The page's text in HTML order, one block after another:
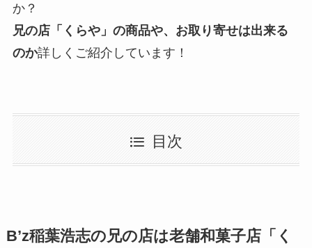
か？
兄の店「くらや」の商品や、お取り寄せは出来る
のか詳しくご紹介しています！
目次
B’z稲葉浩志の兄の店は老舗和菓子店「く